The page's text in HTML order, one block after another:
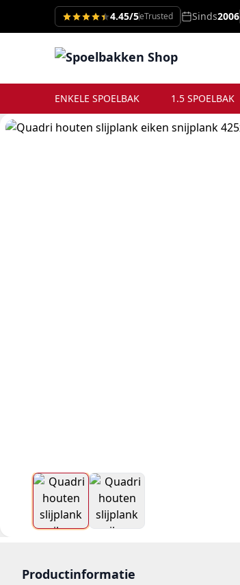
4.45/5eTrusted Sinds2006
ENKELE SPOELBAK 1.5 SPOELBAK
Productinformatie